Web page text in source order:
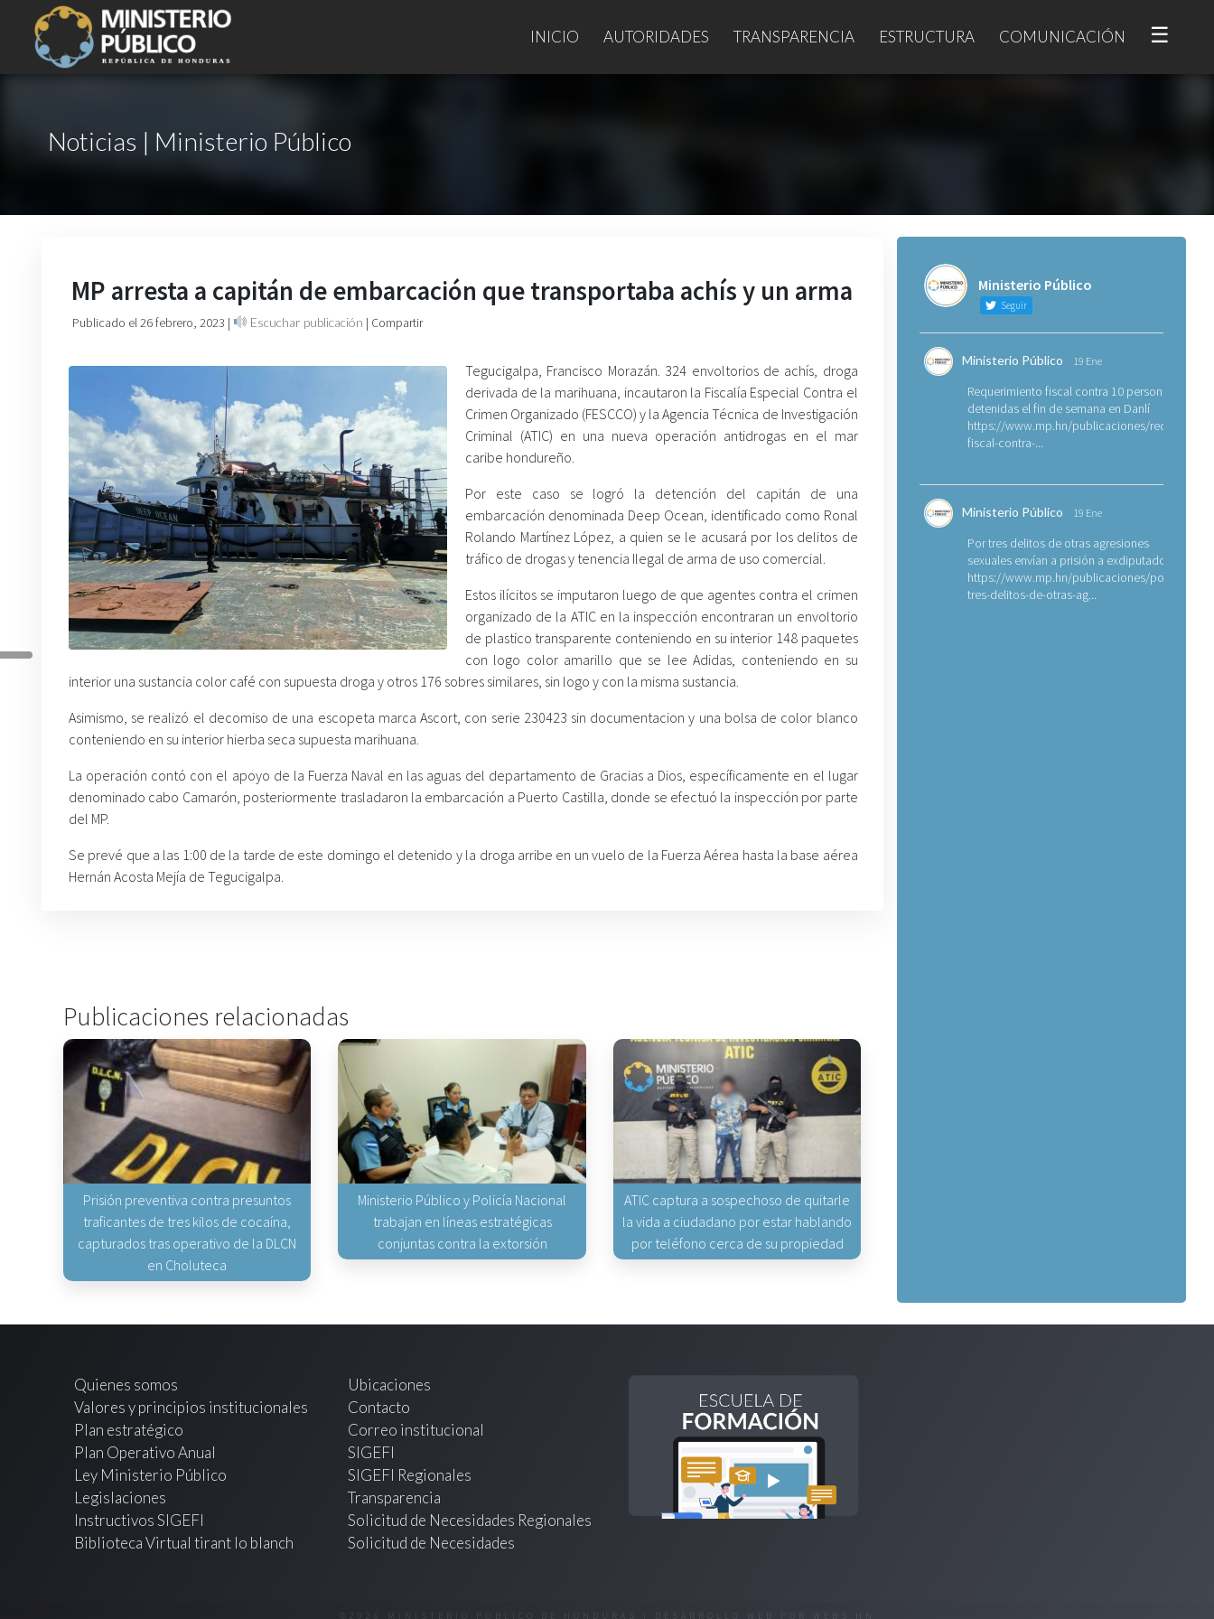
INICIO AUTORIDADES TRANSPARENCIA ESTRUCTURA COMUNICACIÓN ☰
Noticias | Ministerio Público
MP arresta a capitán de embarcación que transportaba achís y un arma
Publicado el 26 febrero, 2023 | Escuchar publicación | Compartir
Tegucigalpa, Francisco Morazán. 324 envoltorios de achís, droga
derivada de la marihuana, incautaron la Fiscalía Especial Contra el
Crimen Organizado (FESCCO) y la Agencia Técnica de Investigación
Criminal (ATIC) en una nueva operación antidrogas en el mar
caribe hondureño.
Por este caso se logró la detención del capitán de una
embarcación denominada Deep Ocean, identificado como Ronal
Rolando Martínez López, a quien se le acusará por los delitos de
tráfico de drogas y tenencia Ilegal de arma de uso comercial.
Estos ilícitos se imputaron luego de que agentes contra el crimen
organizado de la ATIC en la inspección encontraran un envoltorio
de plastico transparente conteniendo en su interior 148 paquetes
con logo color amarillo que se lee Adidas, conteniendo en su
interior una sustancia color café con supuesta droga y otros 176 sobres similares, sin logo y con la misma sustancia.
Asimismo, se realizó el decomiso de una escopeta marca Ascort, con serie 230423 sin documentacion y una bolsa de color blanco
conteniendo en su interior hierba seca supuesta marihuana.
La operación contó con el apoyo de la Fuerza Naval en las aguas del departamento de Gracias a Dios, específicamente en el lugar
denominado cabo Camarón, posteriormente trasladaron la embarcación a Puerto Castilla, donde se efectuó la inspección por parte
del MP.
Se prevé que a las 1:00 de la tarde de este domingo el detenido y la droga arribe en un vuelo de la Fuerza Aérea hasta la base aérea
Hernán Acosta Mejía de Tegucigalpa.
Publicaciones relacionadas
Prisión preventiva contra presuntos
traficantes de tres kilos de cocaína,
capturados tras operativo de la DLCN
en Choluteca
Ministerio Público y Policía Nacional
trabajan en líneas estratégicas
conjuntas contra la extorsión
ATIC captura a sospechoso de quitarle
la vida a ciudadano por estar hablando
por teléfono cerca de su propiedad
Ministerio Público
Seguir
Ministerio Público 19 Ene
Requerimiento fiscal contra 10 personas
detenidas el fin de semana en Danlí
https://www.mp.hn/publicaciones/
fiscal-contra-...
Ministerio Público 19 Ene
Por tres delitos de otras agresiones
sexuales envían a prisión a exdiputado
https://www.mp.hn/publicaciones/por-
tres-delitos-de-otras-ag...
Quienes somos
Valores y principios institucionales
Plan estratégico
Plan Operativo Anual
Ley Ministerio Público
Legislaciones
Instructivos SIGEFI
Biblioteca Virtual tirant lo blanch
Ubicaciones
Contacto
Correo institucional
SIGEFI
SIGEFI Regionales
Transparencia
Solicitud de Necesidades Regionales
Solicitud de Necesidades
©2026 MINISTERIO PÚBLICO DE HONDURAS | DESARROLLO WEB POR WEBS.HN